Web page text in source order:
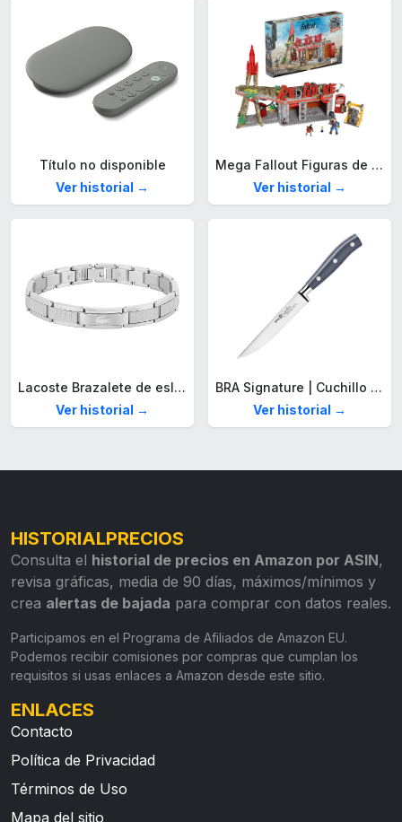
Título no disponible
Ver historial →
Mega Fallout Figuras de acción y Juguetes de construcción, Parada de Camiones Red Rocket con 824 Piezas, 2 Personajes articulados y Accesorios, para coleccionistas, HXT00
Ver historial →
Lacoste Brazalete de eslabón para Hombre Colección STENCIL de Acero inoxidable
Ver historial →
BRA Signature | Cuchillo tomatero 120 mm, Acero Inoxidable alemán forjado con Molibdeno Vanadio, Mango Remachado ABS, Diseño Ergonómico, Hoja 1,6 mm espesor
Ver historial →
HISTORIALPRECIOS
Consulta el historial de precios en Amazon por ASIN,
revisa gráficas, media de 90 días, máximos/mínimos y
crea alertas de bajada para comprar con datos reales.
Participamos en el Programa de Afiliados de Amazon EU.
Podemos recibir comisiones por compras que cumplan los
requisitos si usas enlaces a Amazon desde este sitio.
ENLACES
Contacto
Política de Privacidad
Términos de Uso
Mapa del sitio